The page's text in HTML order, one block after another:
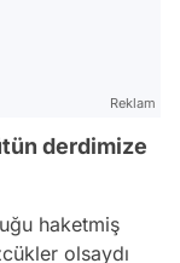
Reklam
derdimize
haketmiş
olsaydı